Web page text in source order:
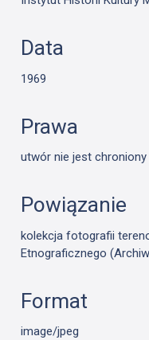
Data
1969
Prawa
utwór nie jest
Powiązanie
kolekcja fotografii
Etnograficznego
Format
image/jpeg